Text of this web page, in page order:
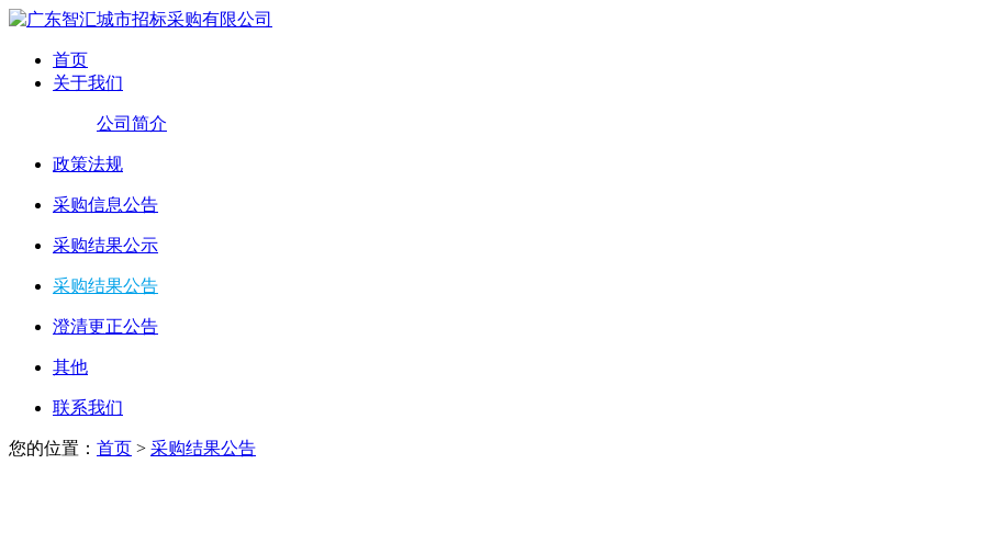
首页
关于我们
公司简介
政策法规
采购信息公告
采购结果公示
采购结果公告
澄清更正公告
其他
联系我们
您的位置： 首页 > 采购结果公告